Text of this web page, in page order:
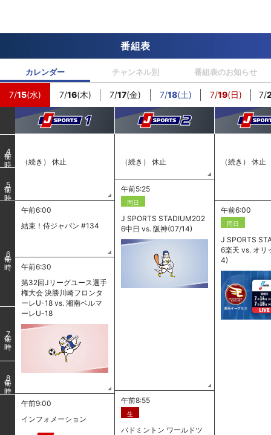
番組表
カレンダー チャンネル別 番組表のお知らせ
7/15(水) 7/16(木) 7/17(金) 7/18(土) 7/19(日) 7/
4
（続き） 休止 （続き） 休止 （続き） 休止
5 午前5:25
同日
J SPORTS STADIUM202
6中日 vs. 阪神(07/14)
6
午前6:00
結束！侍ジャパン #134
午前6:00
同日
J SPORTS
6楽天 vs. オリ
4)
午前6:30
第32回Jリーグユース選手
権大会 決勝川崎フロンタ
ーレU-18 vs. 湘南ベルマ
ーレU-18
7
8
午前8:55
生
バドミントン ワールドツ
午前9:00
インフォメーション